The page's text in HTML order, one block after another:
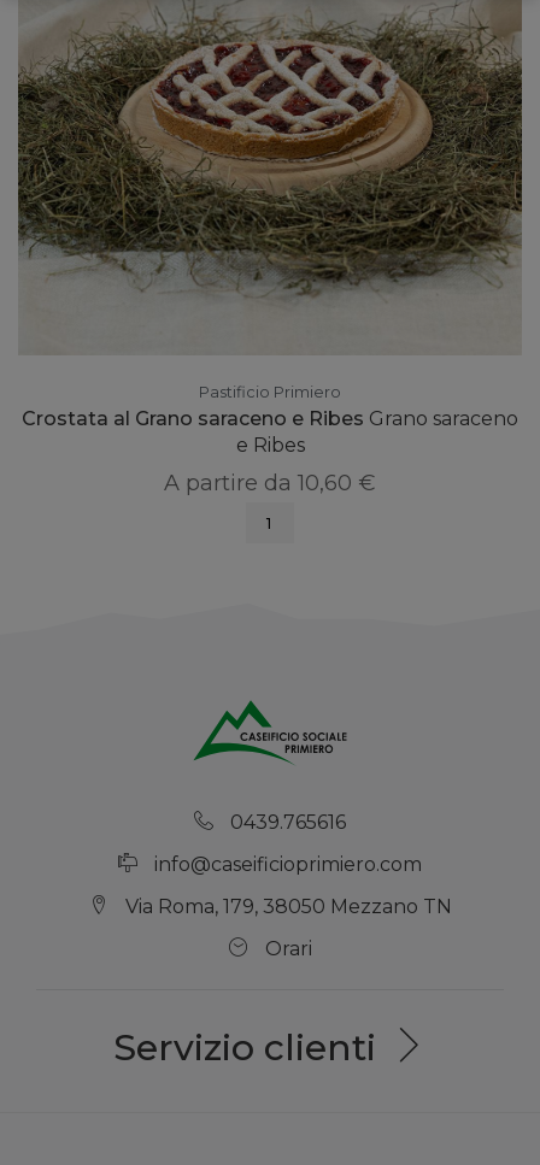
Pastificio Primiero
Crostata al Grano saraceno e Ribes Grano saraceno
e Ribes
A partire da 10,60 €
1
0439.765616
info@caseificioprimiero.com
Via Roma, 179, 38050 Mezzano TN
Orari
Servizio clienti